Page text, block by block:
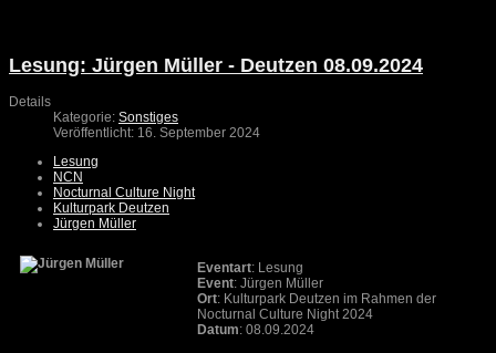
Lesung: Jürgen Müller - Deutzen 08.09.2024
Details
Kategorie: Sonstiges
Veröffentlicht: 16. September 2024
Lesung
NCN
Nocturnal Culture Night
Kulturpark Deutzen
Jürgen Müller
Eventart: Lesung
Event: Jürgen Müller
Ort: Kulturpark Deutzen im Rahmen der
Nocturnal Culture Night 2024
Datum: 08.09.2024